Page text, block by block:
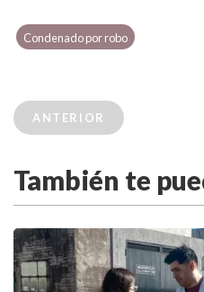
Condenado por robo
ANTERIOR
También te